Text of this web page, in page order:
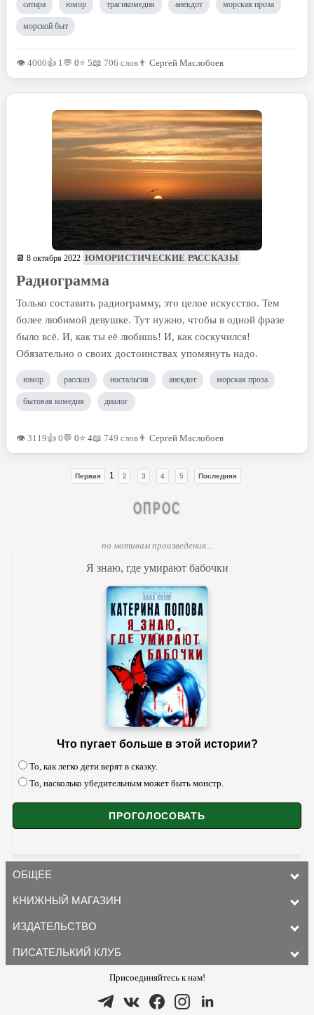
сатира юмор трагикомедия анекдот морская проза
морской быт
👁 4000👍 1 💬 0⭐ 5📖 706 слов 👨 Сергей Маслобоев
📆 8 октября 2022 ЮМОРИСТИЧЕСКИЕ РАССКАЗЫ
Радиограмма
Только составить радиограмму, это целое искусство. Тем
более любимой девушке. Тут нужно, чтобы в одной фразе
было всё. И, как ты её любишь! И, как соскучился!
Обязательно о своих достоинствах упомянуть надо.
юмор рассказ ностальгия анекдот морская проза
бытовая комедия диалог
👁 3119👍 0💬 0⭐ 4📖 749 слов 👨 Сергей Маслобоев
Первая 1 2 3 4 5 Последняя
ОПРОС
по мотивам произведения...
Я знаю, где умирают бабочки
Что пугает больше в этой истории?
То, как легко дети верят в сказку.
То, насколько убедительным может быть монстр.
ОБЩЕЕ
КНИЖНЫЙ МАГАЗИН
ИЗДАТЕЛЬСТВО
ПИСАТЕЛЬКИЙ КЛУБ
Присоединяйтесь к нам!